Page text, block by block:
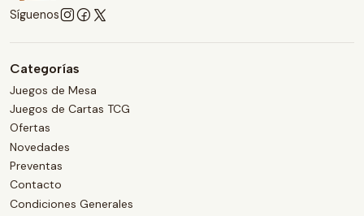
Síguenos
Categorías
Juegos de Mesa
Juegos de Cartas TCG
Ofertas
Novedades
Preventas
Contacto
Condiciones Generales